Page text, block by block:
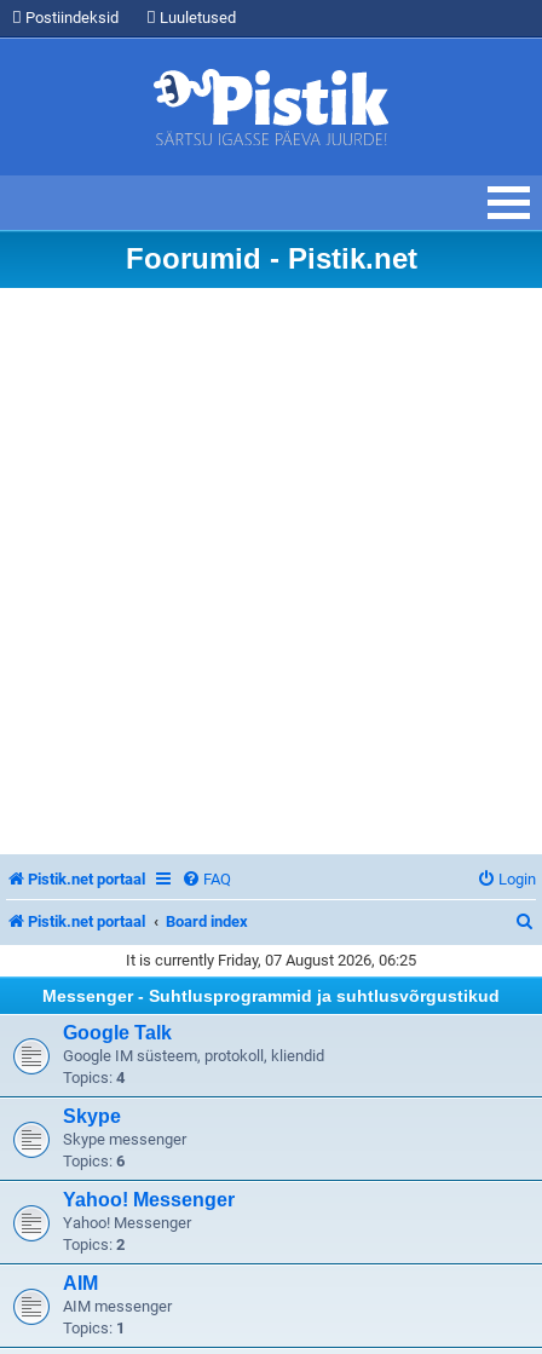
Postiindeksid Luuletused
Foorumid - Pistik.net
Pistik.net portaal FAQ Login
Pistik.net portaal Board index
h
It is currently Friday, 07 August 2026, 06:25
Messenger - Suhtlusprogrammid ja suhtlusvõrgustikud
Google Talk
Google IM süsteem, protokoll, kliendid
Topics: 4
Skype
Skype messenger
Topics: 6
Yahoo! Messenger
Yahoo! Messenger
Topics: 2
AIM
AIM messenger
Topics: 1